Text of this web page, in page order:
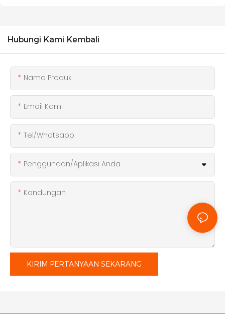
Hubungi Kami Kembali
Nama Produk
Email Kami
Tel/whatsapp
Penggunaan/Aplikasi Anda
Kandungan
KIRIM PERTANYAAN SEKARANG